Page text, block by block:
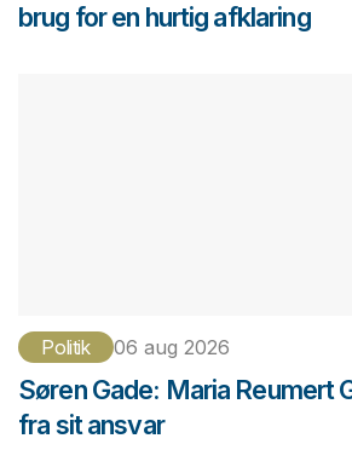
brug for en hurtig afklaring
Politik 06 aug 2026
Søren Gade: Maria Reumert
fra sit ansvar